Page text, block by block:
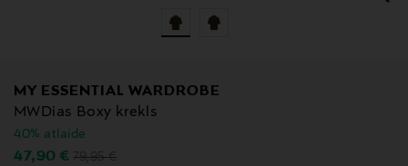
MY ESSENTIAL WARDROBE
MWDias Boxy krekls
40% atlaide
Discounted Price
47,90 € Original Price
79,95 €